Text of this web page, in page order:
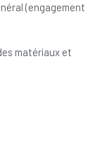
(engagement
matériaux et